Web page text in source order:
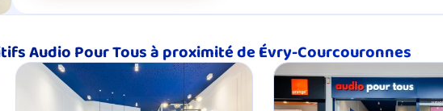
Audio Pour Tous à proximité de Évry-Courcouronnes